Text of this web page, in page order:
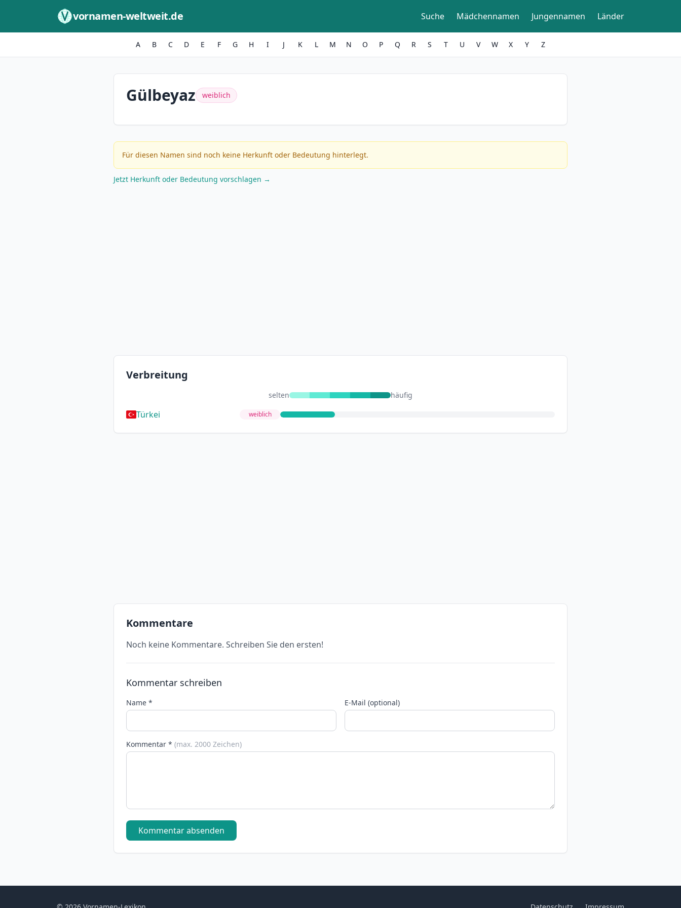
vornamen-weltweit.de Suche Mädchennamen Jungennamen Länder
A B C D E F G H I J K L M N O P Q R S T U V W X Y Z
Gülbeyaz weiblich
Für diesen Namen sind noch keine Herkunft oder Bedeutung hinterlegt.
Jetzt Herkunft oder Bedeutung vorschlagen →
Verbreitung
selten häufig
Türkei weiblich
Kommentare
Noch keine Kommentare. Schreiben Sie den ersten!
Kommentar schreiben
Name * E-Mail (optional)
Kommentar * (max. 2000 Zeichen)
Kommentar absenden